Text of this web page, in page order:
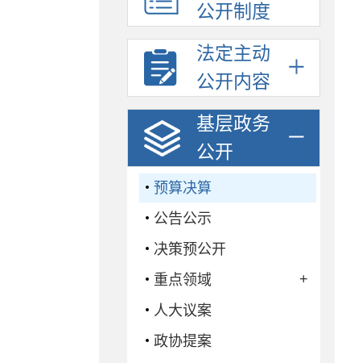
公开制度
法定主动
公开内容
基层政务
公开
预算决算
公告公示
决策预公开
重点领域
+
人大议案
政协提案